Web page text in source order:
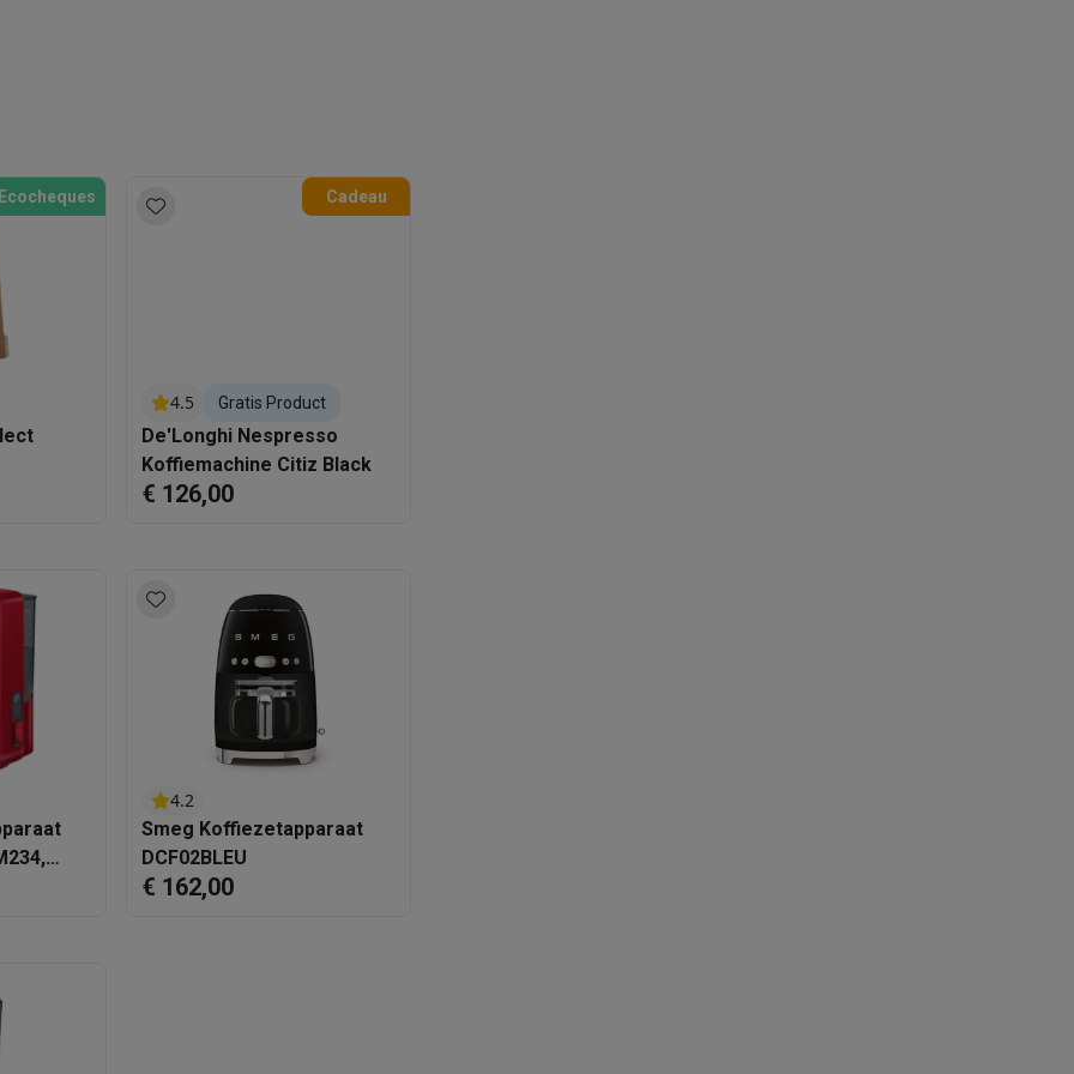
winkelbeleving
Niet tevreden, geld terug
TV installatie
kookplaat past bij jouw keuken?
je een elektrische step?
Hoe kies je een drone ?
Outlet klein elektro Outlet TV & audio
Ecocheques Cadeau
4.5 Gratis Product
De'Longhi Nespresso
Koffiemachine Citiz Black
€ 126,00
4.2
Smeg Koffiezetapparaat
DCF02BLEU
€ 162,00